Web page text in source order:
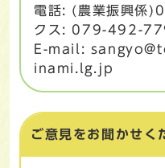
電話: (農業振興
クス: 079-492-
E-mail:
inami.lg.jp
ご意見をお聞かせく